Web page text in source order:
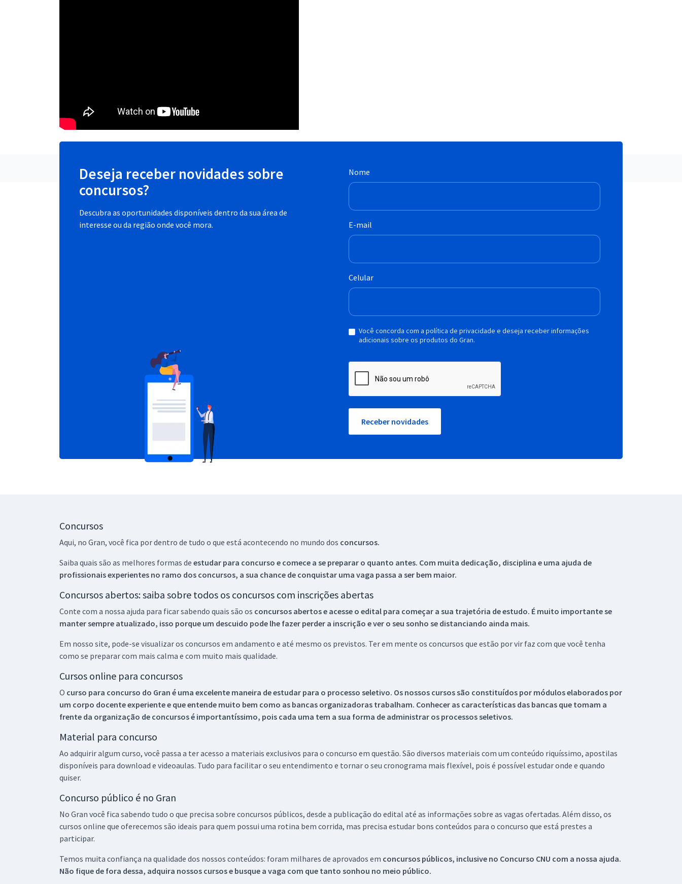
Deseja receber novidades sobre
concursos?
Descubra as oportunidades disponíveis dentro da sua área de
interesse ou da região onde você mora.
Nome
E-mail
Celular
Você concorda com a política de privacidade e deseja receber informações
adicionais sobre os produtos do Gran.
Receber novidades
Concursos
Aqui, no Gran, você fica por dentro de tudo o que está acontecendo no mundo dos concursos.
Saiba quais são as melhores formas de estudar para concurso e comece a se preparar o quanto antes. Com muita dedicação, disciplina e uma ajuda de
profissionais experientes no ramo dos concursos, a sua chance de conquistar uma vaga passa a ser bem maior.
Concursos abertos: saiba sobre todos os concursos com inscrições abertas
Conte com a nossa ajuda para ficar sabendo quais são os concursos abertos e acesse o edital para começar a sua trajetória de estudo. É muito importante se
manter sempre atualizado, isso porque um descuido pode lhe fazer perder a inscrição e ver o seu sonho se distanciando ainda mais.
Em nosso site, pode-se visualizar os concursos em andamento e até mesmo os previstos. Ter em mente os concursos que estão por vir faz com que você tenha
como se preparar com mais calma e com muito mais qualidade.
Cursos online para concursos
O curso para concurso do Gran é uma excelente maneira de estudar para o processo seletivo. Os nossos cursos são constituídos por módulos elaborados por
um corpo docente experiente e que entende muito bem como as bancas organizadoras trabalham. Conhecer as características das bancas que tomam a
frente da organização de concursos é importantíssimo, pois cada uma tem a sua forma de administrar os processos seletivos.
Material para concurso
Ao adquirir algum curso, você passa a ter acesso a materiais exclusivos para o concurso em questão. São diversos materiais com um conteúdo riquíssimo, apostilas
disponíveis para download e videoaulas. Tudo para facilitar o seu entendimento e tornar o seu cronograma mais flexível, pois é possível estudar onde e quando
quiser.
Concurso público é no Gran
No Gran você fica sabendo tudo o que precisa sobre concursos públicos, desde a publicação do edital até as informações sobre as vagas ofertadas. Além disso, os
cursos online que oferecemos são ideais para quem possui uma rotina bem corrida, mas precisa estudar bons conteúdos para o concurso que está prestes a
participar.
Temos muita confiança na qualidade dos nossos conteúdos: foram milhares de aprovados em concursos públicos, inclusive no Concurso CNU com a nossa ajuda.
Não fique de fora dessa, adquira nossos cursos e busque a vaga com que tanto sonhou no meio público.